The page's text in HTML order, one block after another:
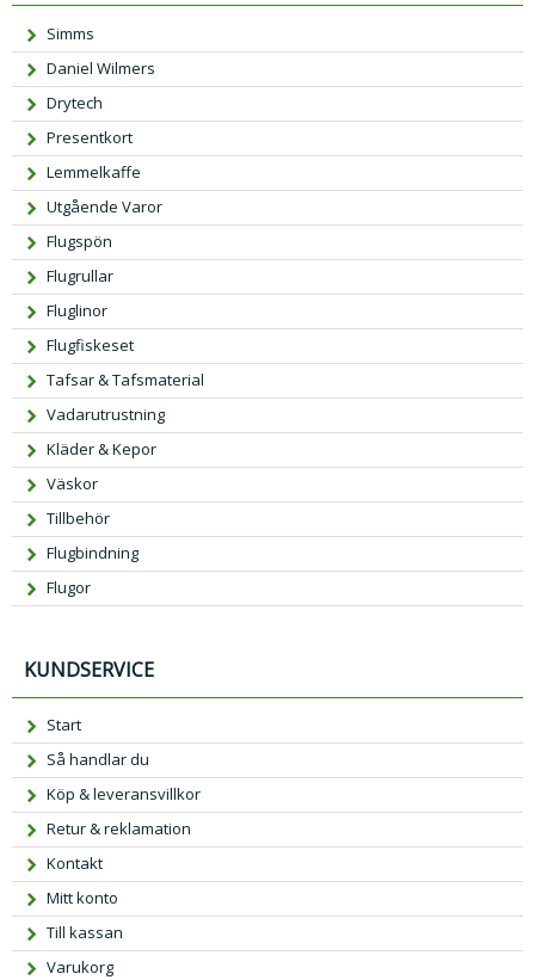
Simms
Daniel Wilmers
Drytech
Presentkort
Lemmelkaffe
Utgående Varor
Flugspön
Flugrullar
Fluglinor
Flugfiskeset
Tafsar & Tafsmaterial
Vadarutrustning
Kläder & Kepor
Väskor
Tillbehör
Flugbindning
Flugor
KUNDSERVICE
Start
Så handlar du
Köp & leveransvillkor
Retur & reklamation
Kontakt
Mitt konto
Till kassan
Varukorg